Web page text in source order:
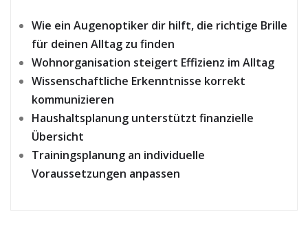
Wie ein Augenoptiker dir hilft, die richtige Brille
für deinen Alltag zu finden
Wohnorganisation steigert Effizienz im Alltag
Wissenschaftliche Erkenntnisse korrekt
kommunizieren
Haushaltsplanung unterstützt finanzielle
Übersicht
Trainingsplanung an individuelle
Voraussetzungen anpassen